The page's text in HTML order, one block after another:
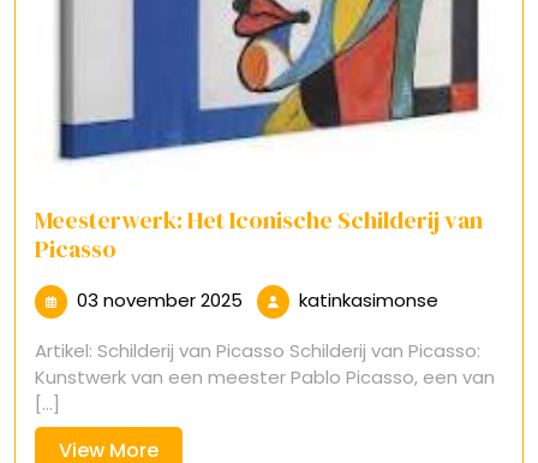
Meesterwerk: Het Iconische Schilderij van
Picasso
03 november 2025 03
november
2025
katinkasimonse
Artikel: Schilderij van Picasso Schilderij van Picasso:
Kunstwerk van een meester Pablo Picasso, een van
[...]
View MoreView